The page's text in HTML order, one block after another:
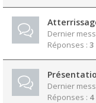
Dernier
Réponses : 3
Dernier
Réponses : 4